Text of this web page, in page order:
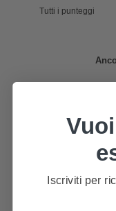
Iscriviti per